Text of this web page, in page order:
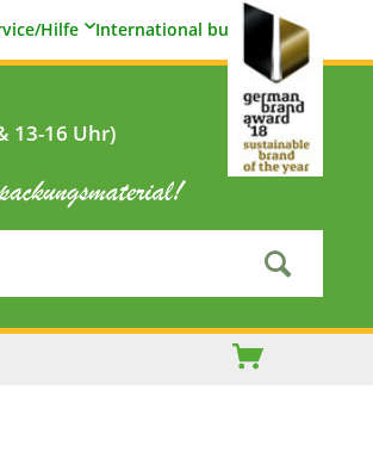
Hilfe International buyers
13-16 Uhr)